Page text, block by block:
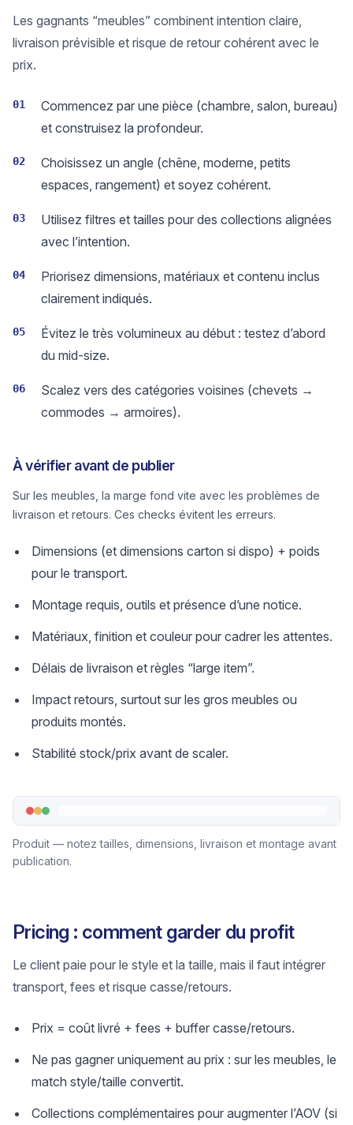
Les gagnants “meubles” combinent intention claire,
livraison prévisible et risque de retour cohérent avec le
prix.
01
Commencez par une pièce (chambre, salon, bureau)
et construisez la profondeur.
02
Choisissez un angle (chêne, moderne, petits
espaces, rangement) et soyez cohérent.
03
Utilisez filtres et tailles pour des collections alignées
avec l’intention.
04
Priorisez dimensions, matériaux et contenu inclus
clairement indiqués.
05
Évitez le très volumineux au début : testez d’abord
du mid-size.
06
Scalez vers des catégories voisines (chevets →
commodes → armoires).
À vérifier avant de publier
Sur les meubles, la marge fond vite avec les problèmes de
livraison et retours. Ces checks évitent les erreurs.
Dimensions (et dimensions carton si dispo) + poids
pour le transport.
Montage requis, outils et présence d’une notice.
Matériaux, finition et couleur pour cadrer les attentes.
Délais de livraison et règles “large item”.
Impact retours, surtout sur les gros meubles ou
produits montés.
Stabilité stock/prix avant de scaler.
Produit — notez tailles, dimensions, livraison et montage avant
publication.
Pricing : comment garder du profit
Le client paie pour le style et la taille, mais il faut intégrer
transport, fees et risque casse/retours.
Prix = coût livré + fees + buffer casse/retours.
Ne pas gagner uniquement au prix : sur les meubles, le
match style/taille convertit.
Collections complémentaires pour augmenter l’AOV (si